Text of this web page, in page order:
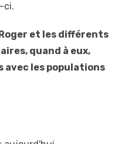
ci.
et les différents
quand à eux,
les populations